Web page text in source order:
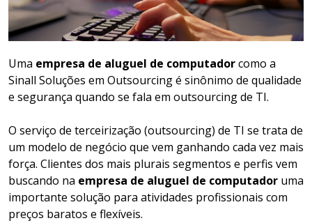
Uma empresa de aluguel de computadorcomo a
Sinall Soluções em Outsourcing é sinônimo de qualidade
e segurança quando se fala em outsourcing de TI.
O serviço de terceirização (outsourcing) de TI se trata de
um modelo de negócio que vem ganhando cada vez mais
força. Clientes dos mais plurais segmentos e perfis vem
buscando na empresa de aluguel de computador uma
importante solução para atividades profissionais com
preços baratos e flexíveis.